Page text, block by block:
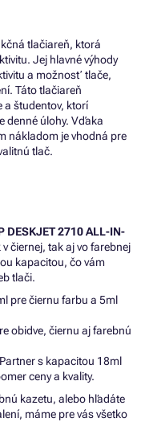
tlačiareň, ktorá
Jej hlavné výhody
a možnosť tlače,
Táto tlačiareň
a študentov, ktorí
denné úlohy. Vďaka
nákladom je vhodná pre
tlač.
DESKJET 2710 ALL-IN-
čiernej, tak aj vo farebnej
kapacitou, čo vám
tlači.
pre čiernu farbu a 5ml
obidve, čiernu aj farebnú
s kapacitou 18ml
ceny a kvality.
kazetu, alebo hľadáte
máme pre vás všetko